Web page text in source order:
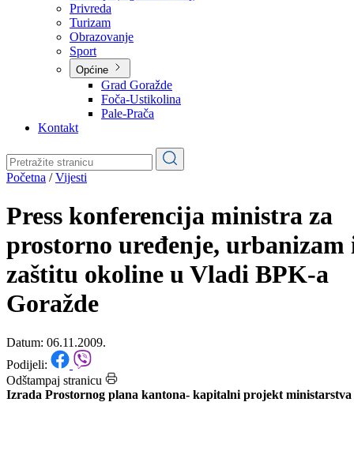
O kantonu
Simboli kantona (Grb, zastava)
Historija (digitalni muzej)
Privreda
Turizam
Obrazovanje
Općine
Pale-Prača
Kontakt
Početna/Vijesti
Press konferencija ministra za
prostorno uređenje, urbanizam
zaštitu okoline u Vladi BPK-a
Goražde
Datum: 06.11.2009.